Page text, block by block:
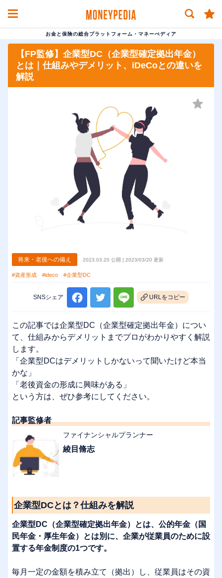
お金と保険の総合プラットフォーム・マネーぺディア
【FP監修】企業型DC（企業型確定拠出年金）
とは｜仕組みやデメリット、iDeCoとの違いを
解説
将来・老後への備え 2023.03.20 公開 | 2023/03/20 更新
#資産形成 #ideco #企業型DC
SNSシェア URLをコピー
この記事では企業型DC（企業型確定拠出年金）につい
て、仕組みからデメリットまでプロがわかりやすく解説
します。
「企業型DCはデメリットしかないって聞いたけど本当
かな」
「老後資金の形成に興味がある」
という方は、ぜひ参考にしてください。
記事監修者
ファイナンシャルプランナー
綾目脩志
企業型DCとは？仕組みを解説
企業型DC（企業型確定拠出年金）とは、公的年金（国
民年金・厚生年金）とは別に、企業が従業員のために設
置する年金制度の1つです。
毎月一定の金額を積み立て（拠出）し、従業員はその資